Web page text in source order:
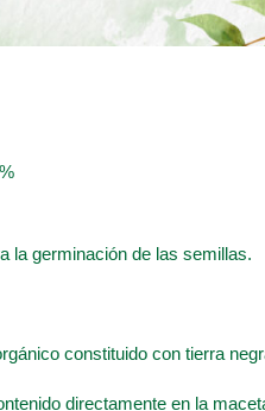
la germinación de las semillas.
constituido con tierra
directamente en la